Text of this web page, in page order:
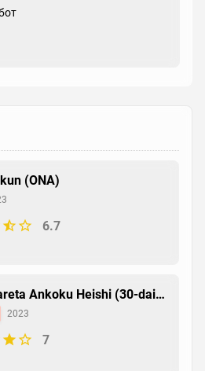
(ONA)
6.7
Ankoku Heishi (30-dai)
Second Life
2023
7